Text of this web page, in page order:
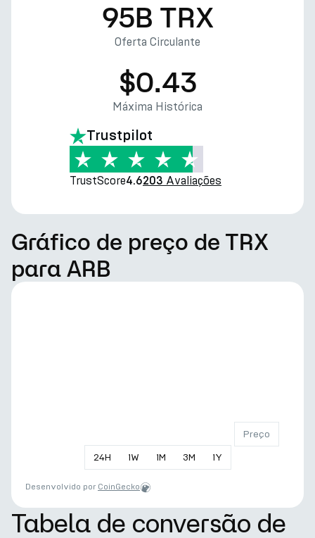
95B TRX
Oferta Circulante
$0.43
Máxima Histórica
Trustpilot
TrustScore4.6203 Avaliações
Gráfico de preço de TRX
para ARB
24H 1W 1M 3M 1Y
Preço
Desenvolvido por CoinGecko
Tabela de conversão de